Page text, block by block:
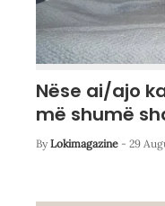
Nëse ai/ajo
më shumë
By Lokimagazine - 29